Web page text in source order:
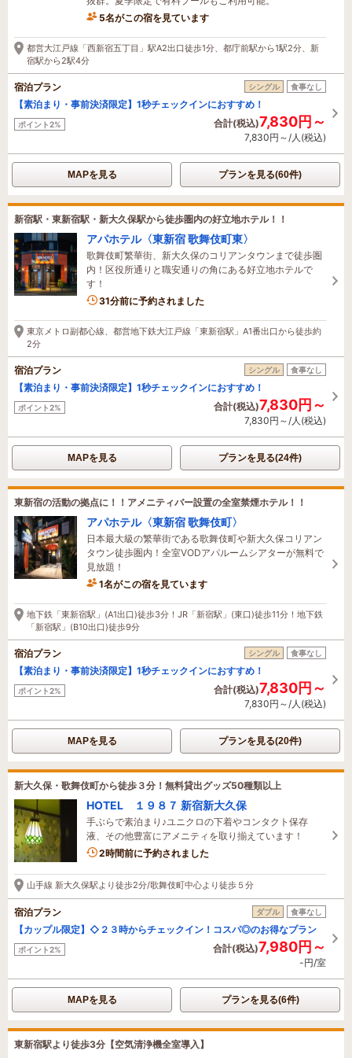
5名がこの宿を見ています
1時間前に予約されました
都営大江戸線「西新宿五丁目」駅A2出口徒歩1分、都庁前駅から1駅2分、新
宿駅から2駅4分
宿泊プラン シングル 食事なし
【素泊まり・事前決済限定】1秒チェックインにおすすめ！
ポイント2% 合計(税込)7,830円～
7,830円～/人(税込)
MAPを見る プランを見る(60件)
新宿駅・東新宿駅・新大久保駅から徒歩圏内の好立地ホテル！！
アパホテル〈東新宿 歌舞伎町東〉
歌舞伎町繁華街、新大久保のコリアンタウンまで徒歩圏
内！区役所通りと職安通りの角にある好立地ホテルで
す！
31分前に予約されました
東京メトロ副都心線、都営地下鉄大江戸線「東新宿駅」A1番出口から徒歩約
2分
宿泊プラン シングル 食事なし
【素泊まり・事前決済限定】1秒チェックインにおすすめ！
ポイント2% 合計(税込)7,830円～
7,830円～/人(税込)
MAPを見る プランを見る(24件)
東新宿の活動の拠点に！！アメニティバー設置の全室禁煙ホテル！！
アパホテル〈東新宿 歌舞伎町〉
日本最大級の繁華街である歌舞伎町や新大久保コリアン
タウン徒歩圏内！全室VODアパルームシアターが無料で
見放題！
1名がこの宿を見ています
14時間前に予約されました
地下鉄「東新宿駅」(A1出口)徒歩3分！JR「新宿駅」(東口)徒歩11分！地下鉄
「新宿駅」(B10出口)徒歩9分
宿泊プラン シングル 食事なし
【素泊まり・事前決済限定】1秒チェックインにおすすめ！
ポイント2% 合計(税込)7,830円～
7,830円～/人(税込)
MAPを見る プランを見る(20件)
新大久保・歌舞伎町から徒歩３分！無料貸出グッズ50種類以上
HOTEL １９８７ 新宿新大久保
手ぶらで素泊まり♪ユニクロの下着やコンタクト保存
液、その他豊富にアメニティを取り揃えています！
2時間前に予約されました
山手線 新大久保駅より徒歩2分/歌舞伎町中心より徒歩５分
宿泊プラン ダブル 食事なし
【カップル限定】◇２３時からチェックイン！コスパ◎のお得なプラン
ポイント2% 合計(税込)7,980円～
-円/室
MAPを見る プランを見る(6件)
東新宿駅より徒歩3分【空気清浄機全室導入】